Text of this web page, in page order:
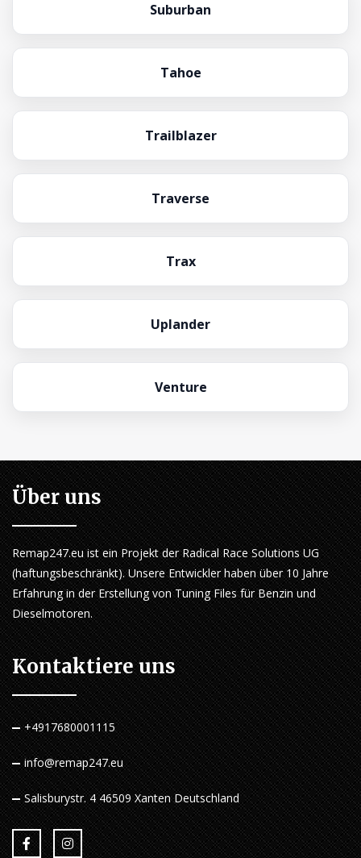
Suburban
Tahoe
Trailblazer
Traverse
Trax
Uplander
Venture
Über uns
Remap247.eu ist ein Projekt der Radical Race Solutions UG
(haftungsbeschränkt). Unsere Entwickler haben über 10 Jahre
Erfahrung in der Erstellung von Tuning Files für Benzin und
Dieselmotoren.
Kontaktiere uns
+4917680001115
info@remap247.eu
Salisburystr. 4 46509 Xanten Deutschland